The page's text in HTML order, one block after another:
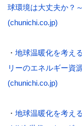
球環境は大丈夫か？
(chunichi.co.jp)
・ 地球温暖化を考え
リーのエネルギー資
(chunichi.co.jp)
・ 地球温暖化を考え